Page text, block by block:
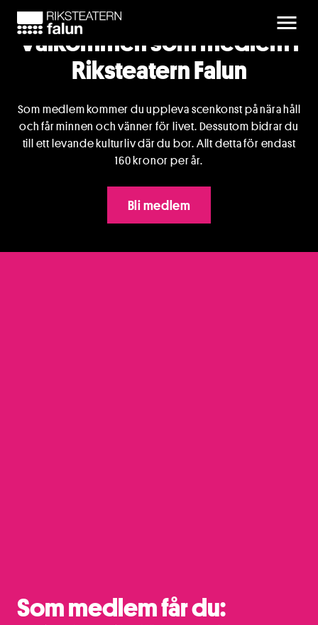
Välkommen som medlem i
Riksteatern Falun
Som medlem kommer du uppleva scenkonst på nära håll
och får minnen och vänner för livet. Dessutom bidrar du
till ett levande kulturliv där du bor. Allt detta för endast
160 kronor per år.
Bli medlem
Som medlem får du: